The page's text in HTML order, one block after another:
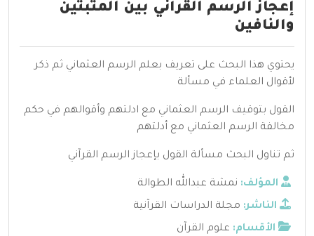
إعجاز الرسم القرآني بين المثبتين
والنافين
يحتوي هذا البحث على تعريف بعلم الرسم العثماني ثم ذكر
لأقوال العلماء في مسألة
القول بتوقيف الرسم العثماني مع ادلتهم وأقوالهم في حكم
مخالفة الرسم العثماني مع أدلتهم
ثم تناول البحث مسألة القول بإعجاز الرسم القرآني
المؤلف: نمشة عبدالله الطوالة
الناشر: مجلة الدراسات القرآنية
الأقسام: علوم القرآن